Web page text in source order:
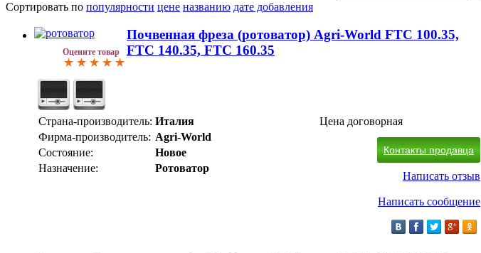
Сортировать по популярности цене названию дате добавления
Оцените товар
Почвенная фреза (ротоватор) Agri-World FTC 100.35,
FTC 140.35, FTC 160.35
Страна-производитель: Италия
Фирма-производитель: Agri-World
Состояние:
Новое
Назначение:
Ротоватор
Цена договорная
Контакты продавца
Написать отзыв
Написать сообщение